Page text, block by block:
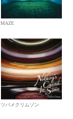
MAZE
ツバメクリムゾン